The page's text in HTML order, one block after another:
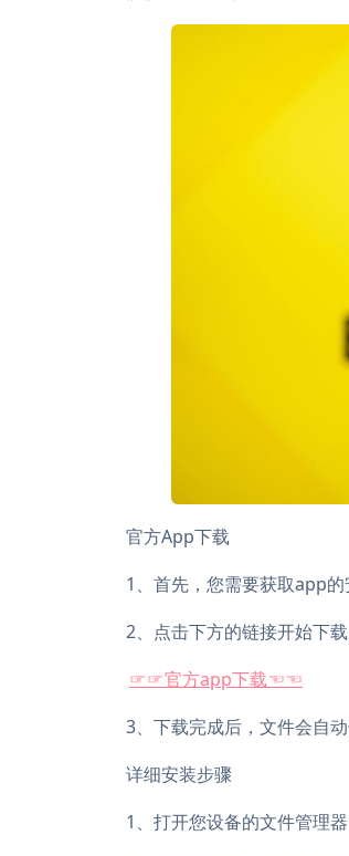
官方App下载
1、首先，您需要获取app的
2、点击下方的链接开始下
☞☞官方app下载☜☜
3、下载完成后，文件会自
详细安装步骤
1、打开您设备的文件管理